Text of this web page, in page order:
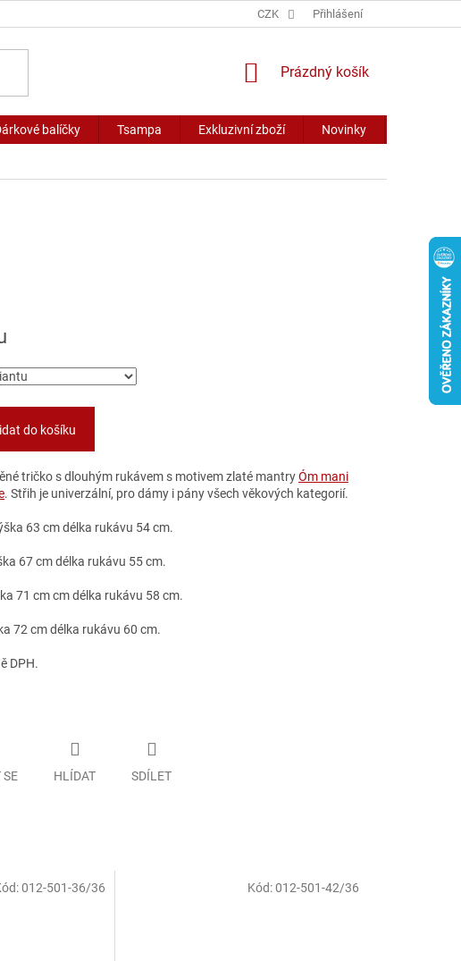
CZK Přihlášení
NÁKUPNÍ
Prázdný košík
balíčky Tsampa Exkluzivní zboží Novinky
do košíku
tričko s dlouhým rukávem s motivem zlaté mantryÓm mani
. Střih je univerzální, pro dámy i pány všech věkových kategorií.
63 cm délka rukávu 54 cm.
67 cm délka rukávu 55 cm.
71 cm cm délka rukávu 58 cm.
72 cm délka rukávu 60 cm.
DPH.
SE HLÍDAT SDÍLET
012-501-36/36 Kód:012-501-42/36